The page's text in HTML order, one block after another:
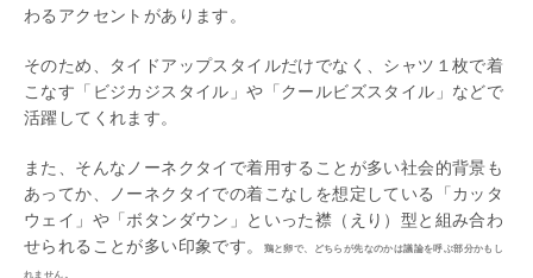
わるアクセントがあります。
そのため、タイドアップスタイルだけでなく、シャツ１枚で着
こなす「ビジカジスタイル」や「クールビズスタイル」などで
活躍してくれます。
また、そんなノーネクタイで着用することが多い社会的背景も
あってか、ノーネクタイでの着こなしを想定している「カッタ
ウェイ」や「ボタンダウン」といった襟（えり）型と組み合わ
せられることが多い印象です。
鶏と卵で、どちらが先なのかは議論を呼ぶ部分かもし
れません。